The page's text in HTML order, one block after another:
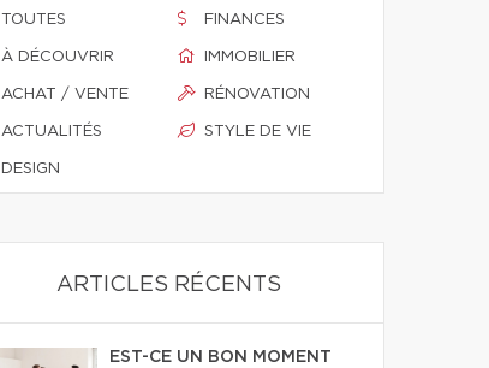
TOUTES
À DÉCOUVRIR
ACHAT / VENTE
ACTUALITÉS
DESIGN
FINANCES
IMMOBILIER
RÉNOVATION
STYLE DE VIE
ARTICLES RÉCENTS
EST-CE UN BON MOMENT